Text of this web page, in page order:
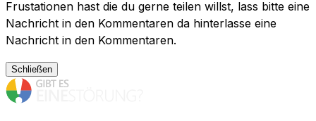
Frustationen hast die du gerne teilen willst, lass bitte eine
Nachricht in den Kommentaren da hinterlasse eine
Nachricht in den Kommentaren.
Schließen